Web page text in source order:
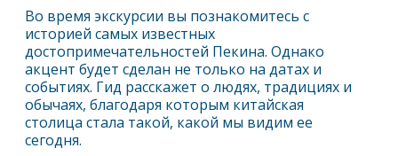
Во время экскурсии вы познакомитесь с
историей самых известных
достопримечательностей Пекина. Однако
акцент будет сделан не только на датах и
событиях. Гид расскажет о людях, традициях и
обычаях, благодаря которым китайская
столица стала такой, какой мы видим ее
сегодня.